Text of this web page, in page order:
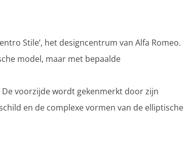
Stile’, het designcentrum van Alfa Romeo.
model, maar met bepaalde
De voorzijde wordt gekenmerkt door zijn
en de complexe vormen van de elliptische